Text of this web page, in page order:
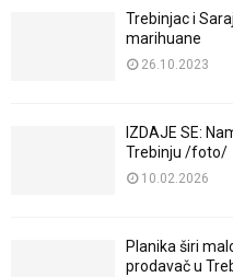
Trebinjac i
marihuane
26.10.2023
IZDAJE SE:
Trebinju /foto/
10.02.2026
Planika širi
prodavač u